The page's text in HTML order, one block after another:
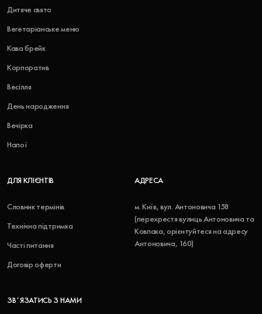
Дитяче свято
Вегетаріанське меню
Кава брейк
Корпоратив
Весілля
День народження
Вечірка
Напої
ДЛЯ КЛІЄНТІВ
Словник термінів
Технічна підтримка
Часті питання
Договір оферти
АДРЕСА
м. Київ, вул. Антоновича 158
(перехрестя вулиць Антоновича та
Ковпака, орієнтуйтеся на адресу
Антоновича, 160)
ЗВʼЯЗАТИСЬ З НАМИ